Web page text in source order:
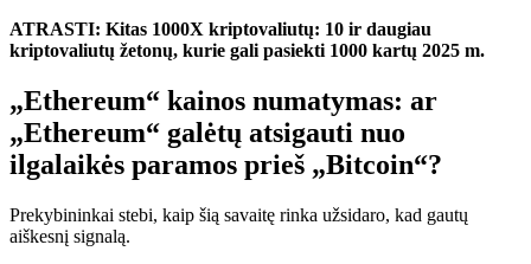
ATRASTI: Kitas 1000X kriptovaliutų: 10 ir daugiau
kriptovaliutų žetonų, kurie gali pasiekti 1000 kartų 2025 m.
„Ethereum“ kainos numatymas: ar
„Ethereum“ galėtų atsigauti nuo
ilgalaikės paramos prieš „Bitcoin“?
Prekybininkai stebi, kaip šią savaitę rinka užsidaro, kad gautų
aiškesnį signalą.